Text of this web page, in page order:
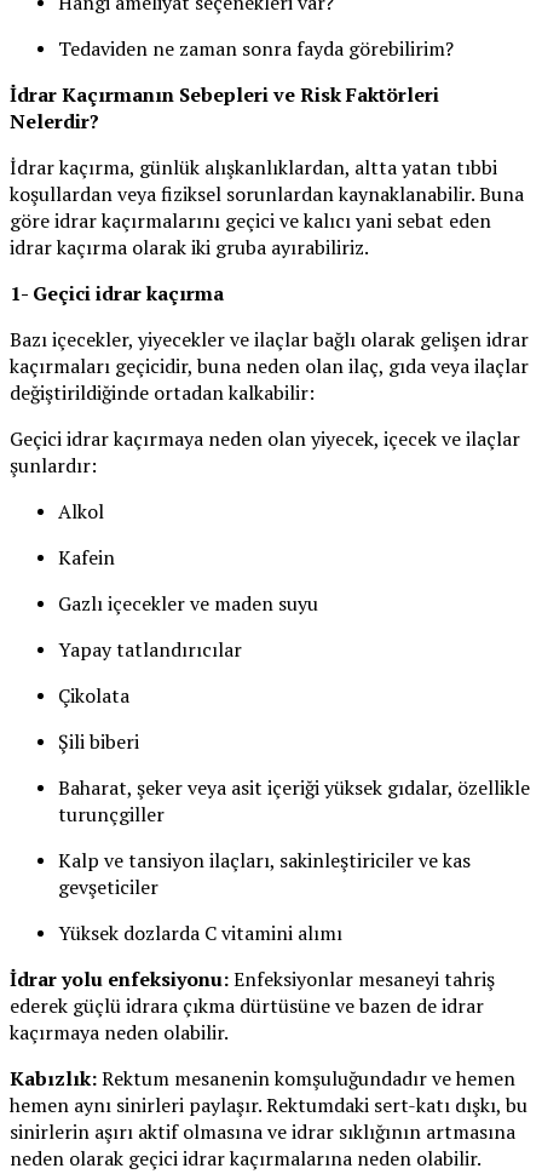
Tedaviden ne zaman sonra fayda görebilirim?
İdrar Kaçırmanın Sebepleri ve Risk Faktörleri
Nelerdir?
İdrar kaçırma, günlük alışkanlıklardan, altta yatan tıbbi
koşullardan veya fiziksel sorunlardan kaynaklanabilir. Buna
göre idrar kaçırmalarını geçici ve kalıcı yani sebat eden
idrar kaçırma olarak iki gruba ayırabiliriz.
1- Geçici idrar kaçırma
Bazı içecekler, yiyecekler ve ilaçlar bağlı olarak gelişen idrar
kaçırmaları geçicidir, buna neden olan ilaç, gıda veya ilaçlar
değiştirildiğinde ortadan kalkabilir:
Geçici idrar kaçırmaya neden olan yiyecek, içecek ve ilaçlar
şunlardır:
Alkol
Kafein
Gazlı içecekler ve maden suyu
Yapay tatlandırıcılar
Çikolata
Şili biberi
Baharat, şeker veya asit içeriği yüksek gıdalar, özellikle
turunçgiller
Kalp ve tansiyon ilaçları, sakinleştiriciler ve kas
gevşeticiler
Yüksek dozlarda C vitamini alımı
İdrar yolu enfeksiyonu:Enfeksiyonlar mesaneyi tahriş
ederek güçlü idrara çıkma dürtüsüne ve bazen de idrar
kaçırmaya neden olabilir.
Kabızlık:Rektum mesanenin komşuluğundadır ve hemen
hemen aynı sinirleri paylaşır. Rektumdaki sert-katı dışkı, bu
sinirlerin aşırı aktif olmasına ve idrar sıklığının artmasına
neden olarak geçici idrar kaçırmalarına neden olabilir.